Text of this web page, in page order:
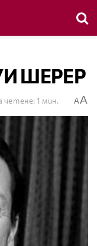
ШЕРЕР
четене: 1 мин. AA